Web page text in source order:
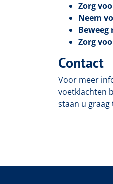
Zorg
Neem
Beweeg
Zorg
Contact
Voor meer
voetklachten
staan u